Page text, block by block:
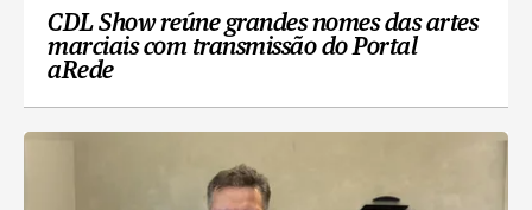
CDL Show reúne grandes nomes das artes
marciais com transmissão do Portal
aRede